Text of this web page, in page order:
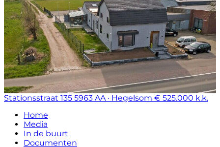
Stationsstraat 135 5963 AA · Hegelsom € 525.000 k.k.
Home
Media
In de buurt
Documenten